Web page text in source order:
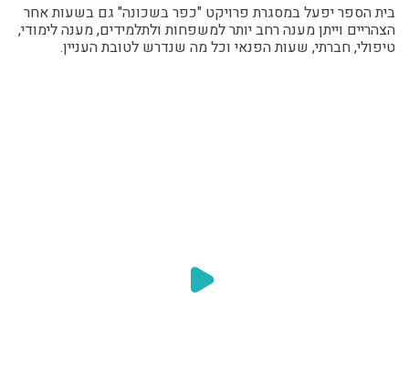
בית הספר יפעל במסגרת פרויקט "כפר בשכונה" גם בשעות אחר
הצהריים וייתן מענה רחב יותר למשפחות ולתלמידים, מענה לימודי,
טיפולי, חברתי, שעות הפנאי וכל מה שנדרש לטובת העניין.